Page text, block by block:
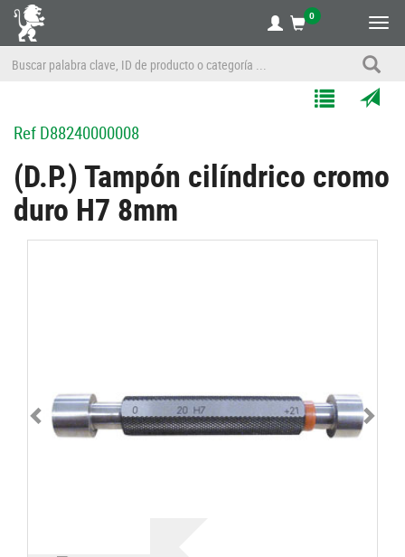
0
a
Listas
RefD88240000008
(D.P.) Tampón cilíndrico cromo
duro H7 8mm